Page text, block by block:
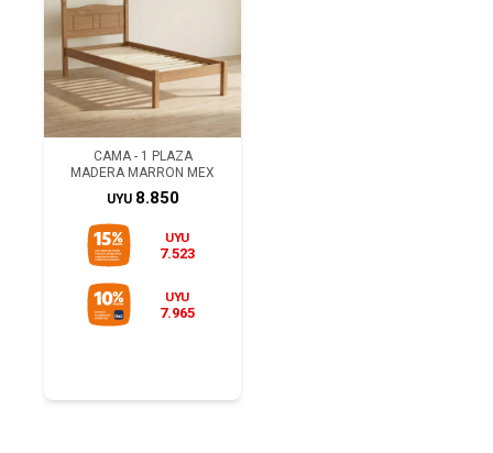
CAMA - 1 PLAZA
MADERA MARRON MEX
UYU 8.850
UYU
7.523
UYU
7.965